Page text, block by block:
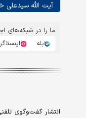
آیت الله سیدعلی
ما را در شبکه‌های
بله
انتشار گفت‌وگوی